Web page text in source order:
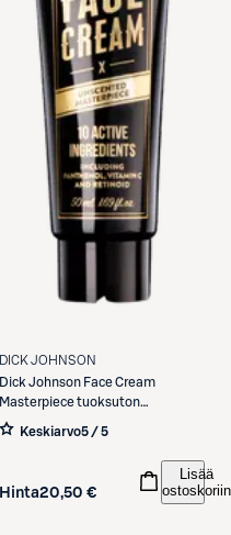
DICK JOHNSON
Dick Johnson Face Cream
Masterpiece tuoksuton
kasvovoide 50 ml
Keskiarvo5 / 5
Hinta20,50 €
Lisää
ostoskoriin